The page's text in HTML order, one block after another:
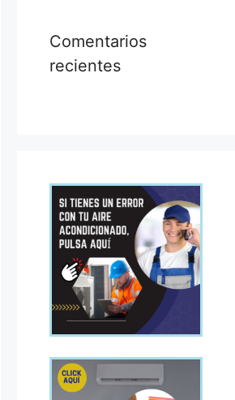
Comentarios
recientes